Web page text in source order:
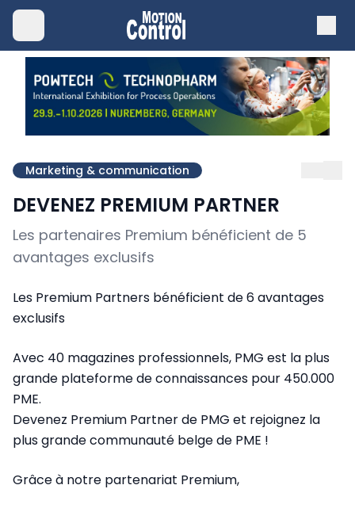
Marketing & communication
DEVENEZ PREMIUM PARTNER
Les partenaires Premium bénéficient de 5
avantages exclusifs
Les Premium Partners bénéficient de 6 avantages
exclusifs
Avec 40 magazines professionnels, PMG est la plus
grande plateforme de connaissances pour 450.000
PME.
Devenez Premium Partner de PMG et rejoignez la
plus grande communauté belge de PME !
Grâce à notre partenariat Premium,